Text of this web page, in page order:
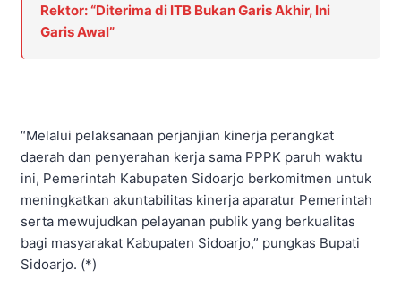
Rektor: “Diterima di ITB Bukan Garis Akhir, Ini
Garis Awal”
“Melalui pelaksanaan perjanjian kinerja perangkat
daerah dan penyerahan kerja sama PPPK paruh waktu
ini, Pemerintah Kabupaten Sidoarjo berkomitmen untuk
meningkatkan akuntabilitas kinerja aparatur Pemerintah
serta mewujudkan pelayanan publik yang berkualitas
bagi masyarakat Kabupaten Sidoarjo,” pungkas Bupati
Sidoarjo. (*)